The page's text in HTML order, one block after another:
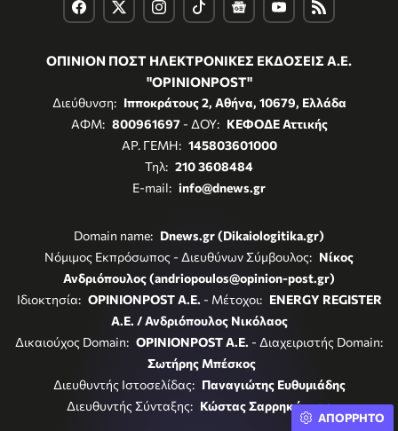
ΟΠΙΝΙΟΝ ΠΟΣΤ ΗΛΕΚΤΡΟΝΙΚΕΣ ΕΚΔΟΣΕΙΣ Α.Ε.
"OPINIONPOST"
Διεύθυνση: Ιπποκράτους 2, Αθήνα, 10679, Ελλάδα
ΑΦΜ: 800961697- ΔΟΥ: ΚΕΦΟΔΕ Αττικής
ΑΡ. ΓΕΜΗ: 145803601000
Τηλ: 210 3608484
E-mail: info@dnews.gr
Domain name: Dnews.gr (Dikaiologitika.gr)
Νόμιμος Εκπρόσωπος - Διευθύνων Σύμβουλος: Νίκος
Ανδριόπουλος (andriopoulos@opinion-post.gr)
Ιδιοκτησία: OPINIONPOST A.E. - Μέτοχοι: ENERGY REGISTER
Α.Ε. / Ανδριόπουλος Νικόλαος
Δικαιούχος Domain: OPINIONPOST A.E. - Διαχειριστής Domain:
Σωτήρης Μπέσκος
Διευθυντής Ιστοσελίδας: Παναγιώτης Ευθυμιάδης
Διευθυντής Σύνταξης: Κώστας Σαρρηκώστας
ΑΠΟΡΡΗΤΟ